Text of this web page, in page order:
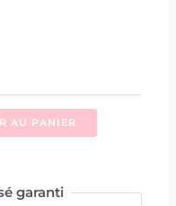
AU PANIER
garanti